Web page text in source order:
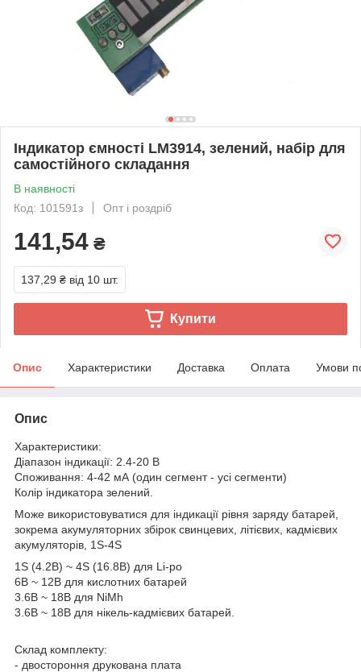
Індикатор ємності LM3914, зелений, набір для
самостійного складання
В наявності
Код: 101591з
Опт і роздріб
141,54 ₴
137,29 ₴ від 10 шт.
Купити
Опис Характеристики Доставка Оплата Умови
Опис
Характеристики:
Діапазон індикації: 2.4-20 В
Споживання: 4-42 мА (один сегмент - усі сегменти)
Колір індикатора зелений.
Може використовуватися для індикації рівня заряду батарей,
зокрема акумуляторних збірок свинцевих, літієвих, кадмієвих
акумуляторів, 1S-4S
1S (4.2В) ~ 4S (16.8В) для Li-po
6В ~ 12В для кислотних батарей
3.6В ~ 18В для NiMh
3.6В ~ 18В для нікель-кадмієвих батарей.
Склад комплекту:
- двостороння друкована плата